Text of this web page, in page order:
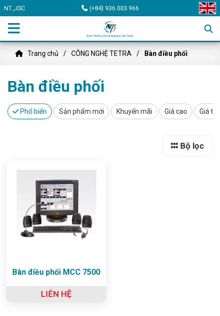
NT.,JSC (+84) 936.003.966
Trang chủ CÔNG NGHỆ TETRA Bàn điều phối
Bàn điều phối
Phổ biến Sản phẩm mới Khuyến mãi Giá cao Giá
Bộ lọc
Bàn điều phối MCC 7500
LIÊN HỆ